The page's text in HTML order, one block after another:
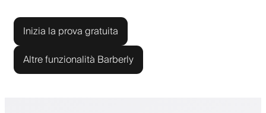
Inizia la prova gratuita
Altre funzionalità Barberly